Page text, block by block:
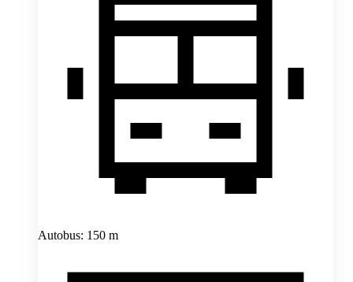
Autobus: 150 m